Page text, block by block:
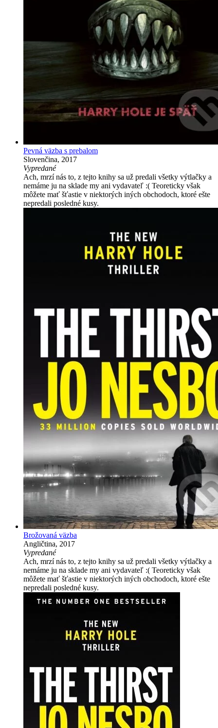
Pevná väzba s prebalom
Slovenčina, 2017
Vypredané
Ach, mrzí nás to, z tejto knihy sa už predali všetky výtlačky a
nemáme ju na sklade my ani vydavateľ :( Teoreticky však
môžete mať šťastie v niektorých iných obchodoch, ktoré ešte
nepredali posledné kusy.
Brožovaná väzba
Angličtina, 2017
Vypredané
Ach, mrzí nás to, z tejto knihy sa už predali všetky výtlačky a
nemáme ju na sklade my ani vydavateľ :( Teoreticky však
môžete mať šťastie v niektorých iných obchodoch, ktoré ešte
nepredali posledné kusy.